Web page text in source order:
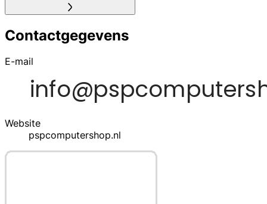
Contactgegevens
E-mail
Website
pspcomputershop.nl